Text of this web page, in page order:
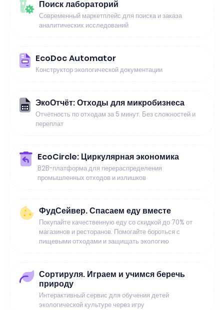
Поиск лабораторий
Современный маркетплейс для поиска и заказа
аналитических исследований
EcoDoc Automator
Конструктор экологической документации
ЭкоОтчёт: Отходы для микробизнеса
Отчётность по отходам за 5 минут. Без сложностей и
переплат
EcoCircle: Циркулярная экономика
B2B-платформа для перераспределения
промышленных отходов и излишков
ФудСейвер. Спасаем еду вместе
Покупайте качественную еду со скидкой до 70% от
магазинов и ресторанов. Помогайте бороться с
пищевыми отходами и защищать экологию
Сортируля. Играем и учимся беречь
природу
Интерактивный сервис для обучения детей
экологической культуре через игру